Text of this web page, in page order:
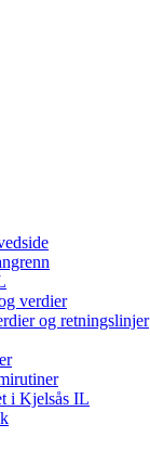
verdier
og retningslinjer
i Kjelsås IL